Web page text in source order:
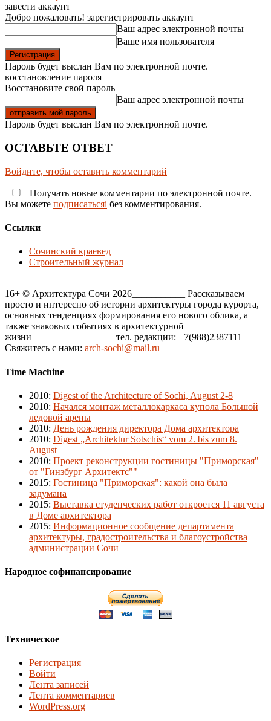
завести аккаунт
Добро пожаловать! зарегистрировать аккаунт
Ваш адрес электронной почты
Ваше имя пользователя
Пароль будет выслан Вам по электронной почте.
восстановление пароля
Восстановите свой пароль
Ваш адрес электронной почты
Пароль будет выслан Вам по электронной почте.
ОСТАВЬТЕ ОТВЕТ
Войдите, чтобы оставить комментарий
Получать новые комментарии по электронной почте.
Вы можете подписатьсяi без комментирования.
Ссылки
Сочинский краевед
Строительный журнал
16+ © Архитектура Сочи 2026___________ Рассказываем
просто и интересно об истории архитектуры города курорта,
основных тенденциях формирования его нового облика, а
также знаковых событиях в архитектурной
жизни_________________ тел. редакции: +7(988)2387111
Свяжитесь с нами: arch-sochi@mail.ru
Time Machine
2010: Digest of the Architecture of Sochi, August 2-8
2010: Начался монтаж металлокаркаса купола Большой
ледовой арены
2010: День рождения директора Дома архитектора
2010: Digest „Architektur Sotschis“ vom 2. bis zum 8.
August
2010: Проект реконструкции гостиницы "Приморская"
от "Гинзбург Архитектс""
2015: Гостиница "Приморская": какой она была
задумана
2015: Выставка студенческих работ откроется 11 августа
в Доме архитектора
2015: Информационное сообщение департамента
архитектуры, градостроительства и благоустройства
администрации Сочи
Народное софинансирование
Техническое
Регистрация
Войти
Лента записей
Лента комментариев
WordPress.org